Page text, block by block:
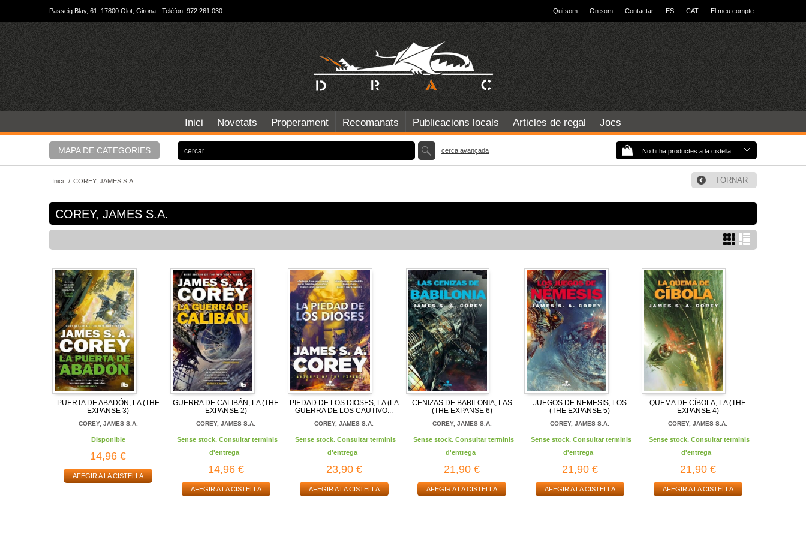
Passeig Blay, 61, 17800 Olot, Girona - Telèfon: 972 261 030 Qui som On som Contactar ES CAT El meu compte
Inici Novetats Properament Recomanats Publicacions locals Articles de regal Jocs
MAPA DE CATEGORIES No hi ha productes a la cistella
cerca avançada
Inici / COREY, JAMES S.A. TORNAR
COREY, JAMES S.A.
PUERTA DE ABADÓN, LA (THE
EXPANSE 3)
COREY, JAMES S.A.
Disponible
14,96 €
AFEGIR A LA CISTELLA
GUERRA DE CALIBÁN, LA (THE
EXPANSE 2)
COREY, JAMES S.A.
Sense stock. Consultar terminis
d'entrega
14,96 €
AFEGIR A LA CISTELLA
PIEDAD DE LOS DIOSES, LA (LA
GUERRA DE LOS CAUTIVO...
COREY, JAMES S.A.
Sense stock. Consultar terminis
d'entrega
23,90 €
AFEGIR A LA CISTELLA
CENIZAS DE BABILONIA, LAS
(THE EXPANSE 6)
COREY, JAMES S.A.
Sense stock. Consultar terminis
d'entrega
21,90 €
AFEGIR A LA CISTELLA
JUEGOS DE NEMESIS, LOS
(THE EXPANSE 5)
COREY, JAMES S.A.
Sense stock. Consultar terminis
d'entrega
21,90 €
AFEGIR A LA CISTELLA
QUEMA DE CÍBOLA, LA (THE
EXPANSE 4)
COREY, JAMES S.A.
Sense stock. Consultar terminis
d'entrega
21,90 €
AFEGIR A LA CISTELLA